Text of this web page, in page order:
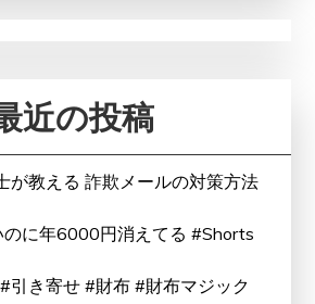
最
線
近の投稿
が教える 詐欺メールの対策方法
のに年6000円消えてる #Shorts
引き寄せ #財布 #財布マジック